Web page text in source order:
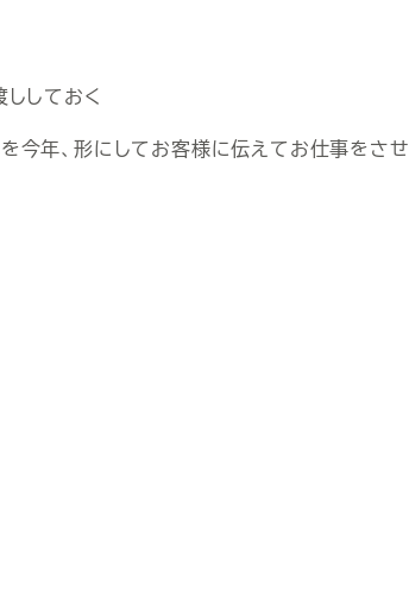
しておく
今年、形にしてお客様に伝えてお仕事をさ